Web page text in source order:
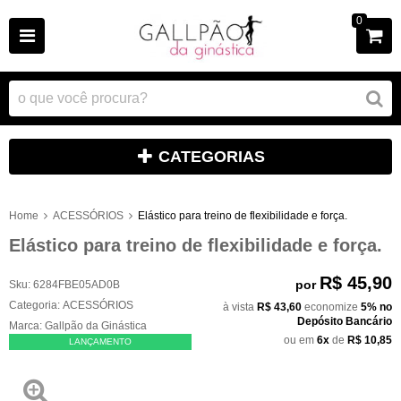
0
CATEGORIAS
Home ACESSÓRIOS Elástico para treino de flexibilidade e força.
Elástico para treino de flexibilidade e força.
Sku: 6284FBE05AD0B
Categoria: ACESSÓRIOS
Marca: Gallpão da Ginástica
LANÇAMENTO
por R$ 45,90
à vista R$ 43,60 economize 5% no
Depósito Bancário
ou em 6x de R$ 10,85